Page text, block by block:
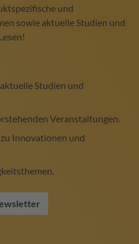
und
sowie aktuelle Studien und
Studien und
Veranstaltungen.
Innovationen und